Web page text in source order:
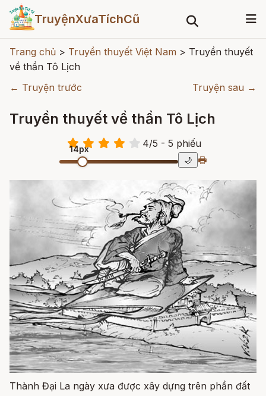
TruyệnXưaTíchCũ
Trang chủ > Truyền thuyết Việt Nam > Truyền thuyết
về thần Tô Lịch
← Truyện trước
Truyện sau →
Truyền thuyết về thần Tô Lịch
4/5 - 5 phiếu
14px
🌙 🖶
Thành Đại La ngày xưa được xây dựng trên phần đất